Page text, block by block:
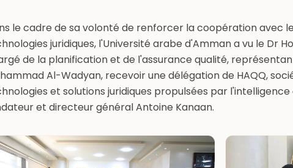
le cadre de sa volonté de renforcer la coopération avec
juridiques, l'Université arabe d'Amman a vu le Dr
de la planification et de l'assurance qualité,
Al-Wadyan, recevoir une délégation de HAQQ,
et solutions juridiques propulsées par
et directeur général Antoine Kanaan.